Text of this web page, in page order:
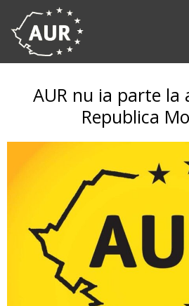
AUR nu ia parte la
Republica